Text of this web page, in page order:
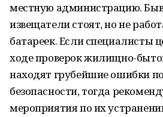
местную администрацию.
извещатели стоят, но не
батареек. Если специалисты
ходе проверок жилищно-
находят грубейшие ошибки
безопасности, тогда
мероприятия по их